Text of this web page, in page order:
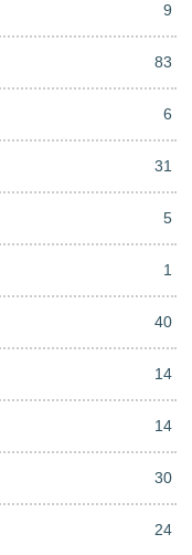
9
83
6
31
5
1
40
14
14
30
24